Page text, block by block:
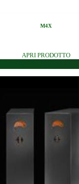
M4X
APRI PRODOTTO